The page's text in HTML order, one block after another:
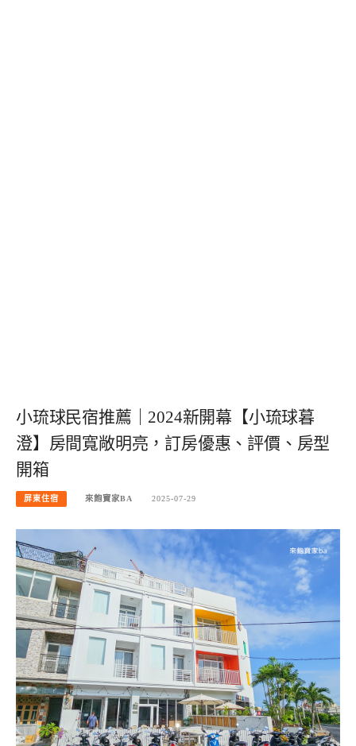
小琉球民宿推薦｜2024新開幕【小琉球暮
澄】房間寬敞明亮，訂房優惠、評價、房型
開箱
屏東住宿 來飽寶家BA 2025-07-29